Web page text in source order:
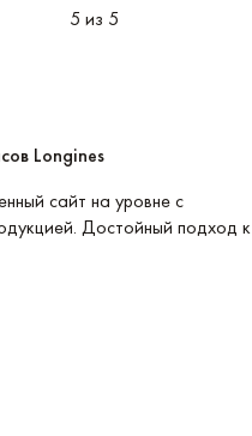
5 из 5
Longines
сайт на уровне с
Достойный подход к